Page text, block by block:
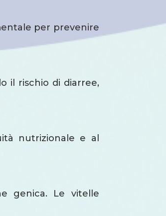
per prevenire
il rischio di diarree,
nutrizionale e al
genica. Le vitelle